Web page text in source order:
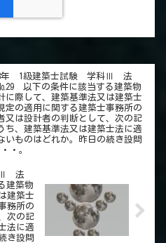
年 1級建築士試験 学科Ⅲ 法
以下の条件に該当する建築物
に際して、建築基準法又は建築士
定の適用に関する建築士事務所の
又は設計者の判断として、次の記
ち、建築基準法又は建築士法に適
いものはどれか。昨日の続き設問
・。
Ⅲ 法
建築物
建築士
務所の
次の記
法に適
き設問